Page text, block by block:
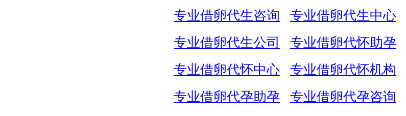
专业借卵代生咨询
专业借卵代生中心
专业借卵代生公司
专业借卵代怀助孕
专业借卵代怀中心
专业借卵代怀机构
专业借卵代孕助孕
专业借卵代孕咨询